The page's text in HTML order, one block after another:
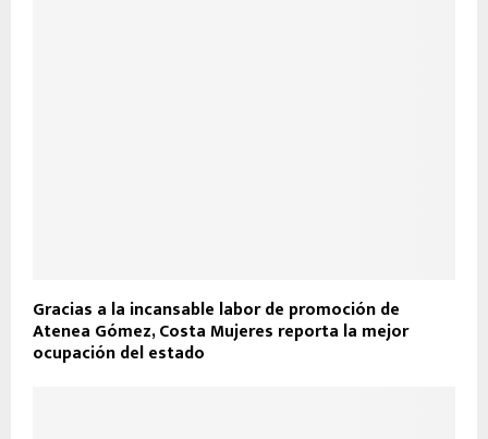
Gracias a la incansable labor de promoción de
Atenea Gómez, Costa Mujeres reporta la mejor
ocupación del estado